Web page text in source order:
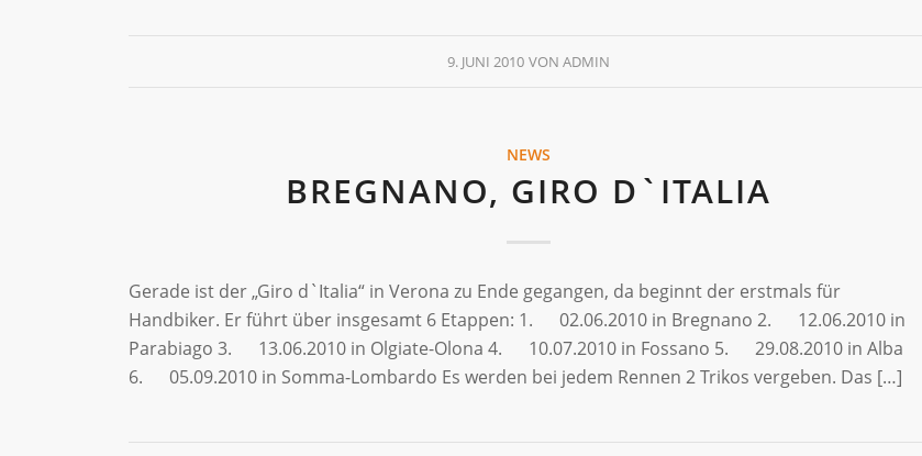
9. JUNI 2010 VON ADMIN
NEWS
BREGNANO, GIRO D`ITALIA
Gerade ist der „Giro d`Italia“ in Verona zu Ende gegangen, da beginnt der erstmals für
Handbiker. Er führt über insgesamt 6 Etappen: 1. 02.06.2010 in Bregnano 2. 12.06.2010 in
Parabiago 3. 13.06.2010 in Olgiate-Olona 4. 10.07.2010 in Fossano 5. 29.08.2010 in Alba
6. 05.09.2010 in Somma-Lombardo Es werden bei jedem Rennen 2 Trikos vergeben. Das […]